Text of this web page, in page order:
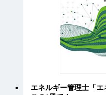
エネルギー管理士「